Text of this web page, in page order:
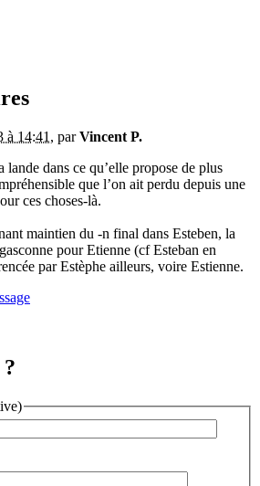
à 14:41 , parVincent P.
lande dans ce qu’elle propose de plus
que l’on ait perdu depuis une
ces choses-là.
maintien du -n final dans Esteben, la
pour Etienne (cf Esteban en
par Estèphe ailleurs, voire Estienne.